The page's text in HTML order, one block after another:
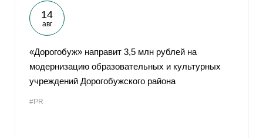
14
авг
«Дорогобуж» направит 3,5 млн рублей на
модернизацию образовательных и культурных
учреждений Дорогобужского района
#PR